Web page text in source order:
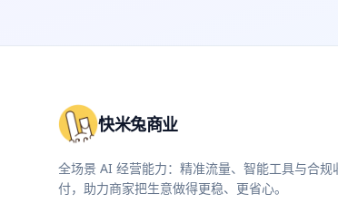
快米兔商业
全场景 AI 经营能力：精准流量、智能工具与合规
付，助力商家把生意做得更稳、更省心。